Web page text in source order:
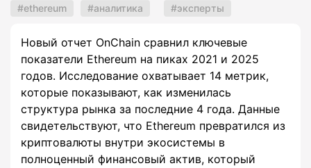
ethereum аналитика эксперты
Новый отчет OnChain сравнил ключевые
показатели Ethereum на пиках 2021 и 2025
годов. Исследование охватывает 14 метрик,
которые показывают, как изменилась
структура рынка за последние 4 года. Данные
свидетельствуют, что Ethereum превратился из
криптовалюты внутри экосистемы в
полноценный финансовый актив, который